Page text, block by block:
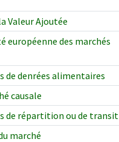
Valeur Ajoutée
européenne des marchés
de denrées alimentaires
causale
de répartition ou de transit
marché